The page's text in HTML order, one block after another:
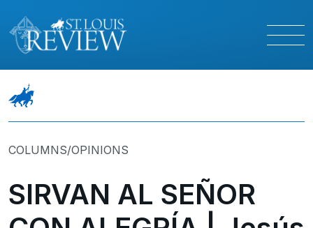
COLUMNS/OPINIONS
SIRVAN AL SEÑOR